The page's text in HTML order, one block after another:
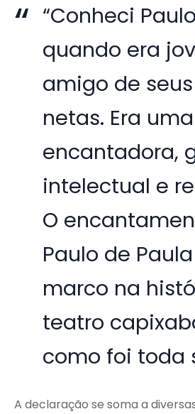
“Conheci
quando era
amigo de
netas. Era
encantadora,
intelectual e
O
Paulo de
marco na
teatro
como foi toda
A declaração se soma a